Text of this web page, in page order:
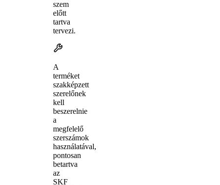
szem
előtt
tartva
tervezi.
A
terméket
szakképzett
szerelőnek
kell
beszerelnie
a
megfelelő
szerszámok
használatával,
pontosan
betartva
az
SKF